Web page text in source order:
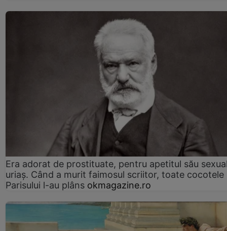
Era adorat de prostituate, pentru apetitul său
uriaș. Când a murit faimosul scriitor, toate cocotele
Parisului l-au plâns okmagazine.ro